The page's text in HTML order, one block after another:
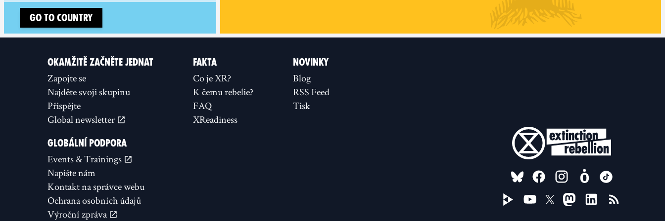
Go to country
OKAMŽITĚ ZAČNĚTE JEDNAT
Zapojte se
Najděte svoji skupinu
Přispějte
Global newsletter
FAKTA
Co je XR?
K čemu rebelie?
FAQ
XReadiness
NOVINKY
Blog
RSS Feed
Tisk
GLOBÁLNÍ PODPORA
Events & Trainings
Napište nám
Kontakt na správce webu
Ochrana osobních údajů
Výroční zpráva
FOLLOW US ON